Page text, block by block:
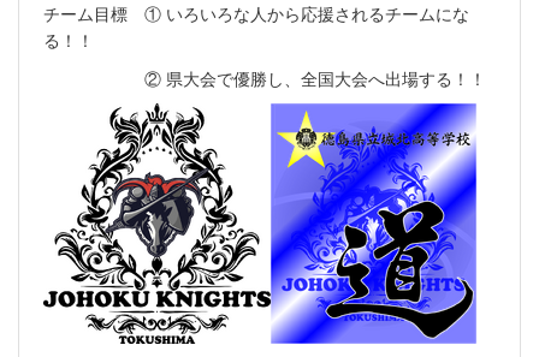
チーム目標 ① いろいろな人から応援されるチームにな
る！！
② 県大会で優勝し、全国大会へ出場する！！